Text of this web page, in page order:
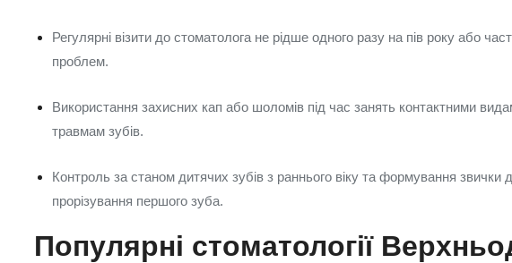
Регулярні візити до стоматолога не рідше одного разу на пів року або
проблем.
Використання захисних кап або шоломів під час занять контактними
травмам зубів.
Контроль за станом дитячих зубів з раннього віку та формування звички
прорізування першого зуба.
Популярні стоматології